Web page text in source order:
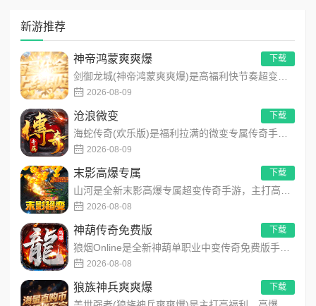
新游推荐
神帝鸿蒙爽爽爆
2026-08-09
下载
沧浪微变
2026-08-09
下载
末影高爆专属
2026-08-08
下载
神葫传奇免费版
2026-08-08
下载
狼族神兵爽爽爆 下载